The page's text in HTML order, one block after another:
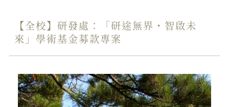
【全校】研發處：「研途無界・智啟未
來」學術基金募款專案